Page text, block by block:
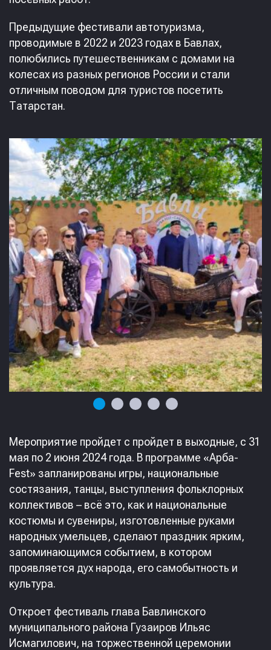
Предыдущие фестивали автотуризма,
проводимые в 2022 и 2023 годах в Бавлах,
полюбились путешественникам с домами на
колесах из разных регионов России и стали
отличным поводом для туристов посетить
Татарстан.
Мероприятие пройдет с пройдет в выходные, с 31
мая по 2 июня 2024 года. В программе «Арба-
Fest» запланированы игры, национальные
состязания, танцы, выступления фольклорных
коллективов – всё это, как и национальные
костюмы и сувениры, изготовленные руками
народных умельцев, сделают праздник ярким,
запоминающимся событием, в котором
проявляется дух народа, его самобытность и
культура.
Откроет фестиваль глава Бавлинского
муниципального района Гузаиров Ильяс
Исмагилович, на торжественной церемонии